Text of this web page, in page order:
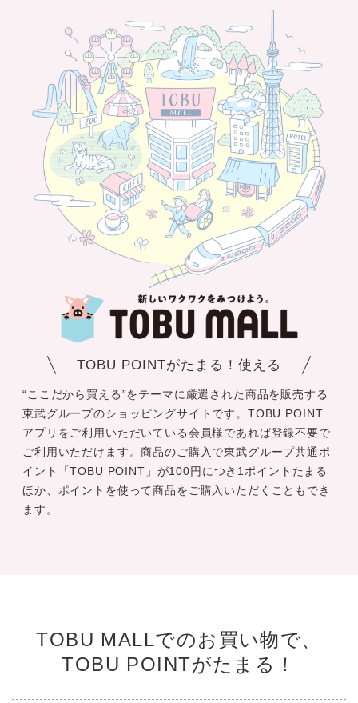
TOBU POINTがたまる！使える
“ここだから買える”をテーマに厳選された商品を販売する
東武グループのショッピングサイトです。TOBU POINT
アプリをご利用いただいている会員様であれば登録不要で
ご利用いただけます。商品のご購入で東武グループ共通ポ
イント「TOBU POINT」が100円につき1ポイントたまる
ほか、ポイントを使って商品をご購入いただくこともでき
ます。
TOBU MALLでのお買い物で、
TOBU POINTがたまる！